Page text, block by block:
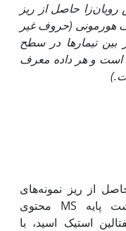
رویان‌زا حاصل از ریز
هورمونی (حروف غیر
بین تیمارها در سطح
است و هر داده معرف
از ریز نمونه‌های
(Explants) مختلف در محیط کشت پایه MS محتوی
استیک اسید، با